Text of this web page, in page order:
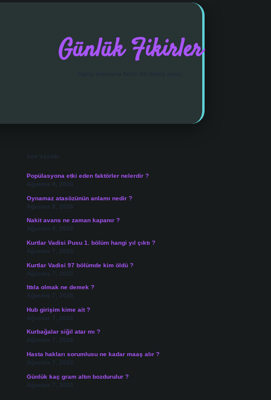
Günlük Fikirler
Son Yazılar
Popülasyona etki eden faktörler nelerdir ?
Ağustos 8, 2026
Oynamaz atasözünün anlamı nedir ?
Ağustos 8, 2026
Nakit avans ne zaman kapanır ?
Ağustos 8, 2026
Kurtlar Vadisi Pusu 1. bölüm hangi yıl çıktı ?
Ağustos 7, 2026
Kurtlar Vadisi 97 bölümde kim öldü ?
Ağustos 7, 2026
Ittıla olmak ne demek ?
Ağustos 7, 2026
Hub girişim kime ait ?
Ağustos 7, 2026
Kurbağalar siğil atar mı ?
Ağustos 7, 2026
Hasta hakları sorumlusu ne kadar maaş alır ?
Ağustos 7, 2026
Günlük kaç gram altın bozdurulur ?
Ağustos 7, 2026